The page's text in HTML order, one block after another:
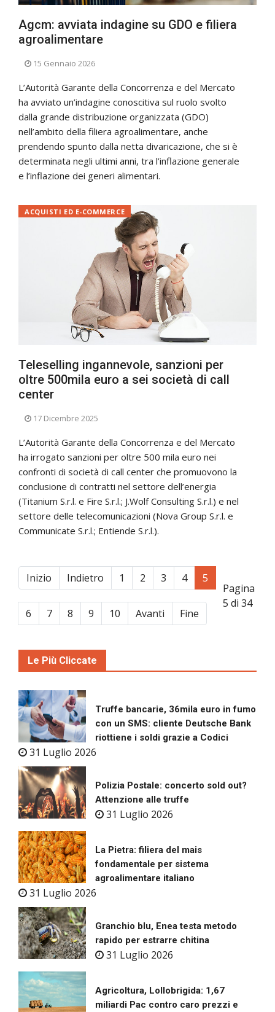
Agcm: avviata indagine su GDO e filiera
agroalimentare
15 Gennaio 2026
L’Autorità Garante della Concorrenza e del Mercato
ha avviato un’indagine conoscitiva sul ruolo svolto
dalla grande distribuzione organizzata (GDO)
nell’ambito della filiera agroalimentare, anche
prendendo spunto dalla netta divaricazione, che si è
determinata negli ultimi anni, tra l’inflazione generale
e l’inflazione dei generi alimentari.
Teleselling ingannevole, sanzioni per
oltre 500mila euro a sei società di call
center
ACQUISTI ED E-COMMERCE
17 Dicembre 2025
L’Autorità Garante della Concorrenza e del Mercato
ha irrogato sanzioni per oltre 500 mila euro nei
confronti di società di call center che promuovono la
conclusione di contratti nel settore dell’energia
(Titanium S.r.l. e Fire S.r.l.; J.Wolf Consulting S.r.l.) e nel
settore delle telecomunicazioni (Nova Group S.r.l. e
Communicate S.r.l.; Entiende S.r.l.).
Inizio Indietro 1 2 3 4 5
6 7 8 9 10 Avanti Fine
Pagina
5 di 34
Le Più Cliccate
Truffe bancarie, 36mila euro in fumo
con un SMS: cliente Deutsche Bank
riottiene i soldi grazie a Codici
31 Luglio 2026
Polizia Postale: concerto sold out?
Attenzione alle truffe
31 Luglio 2026
La Pietra: filiera del mais
fondamentale per sistema
agroalimentare italiano
31 Luglio 2026
Granchio blu, Enea testa metodo
rapido per estrarre chitina
31 Luglio 2026
Agricoltura, Lollobrigida: 1,67
miliardi Pac contro caro prezzi e